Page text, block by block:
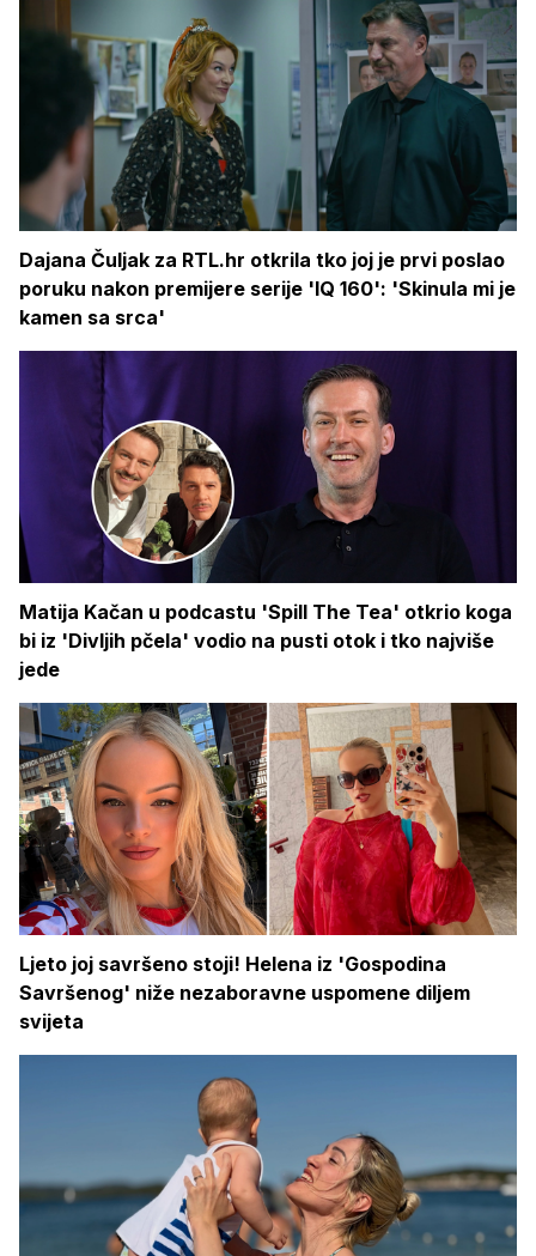
Dajana Čuljak za RTL.hr otkrila tko joj je prvi poslao
poruku nakon premijere serije 'IQ 160': 'Skinula mi je
kamen sa srca'
Matija Kačan u podcastu 'Spill The Tea' otkrio koga
bi iz 'Divljih pčela' vodio na pusti otok i tko najviše
jede
Ljeto joj savršeno stoji! Helena iz 'Gospodina
Savršenog' niže nezaboravne uspomene diljem
svijeta